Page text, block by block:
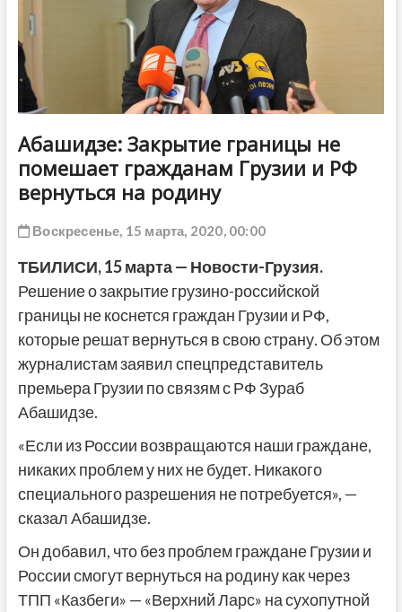
Абашидзе: Закрытие границы не
помешает гражданам Грузии и РФ
вернуться на родину
Воскресенье, 15 марта, 2020, 00:00
ТБИЛИСИ, 15 марта — Новости-Грузия.
Решение о закрытие грузино-российской
границы не коснется граждан Грузии и РФ,
которые решат вернуться в свою страну. Об этом
журналистам заявил спецпредставитель
премьера Грузии по связям с РФ Зураб
Абашидзе.
«Если из России возвращаются наши граждане,
никаких проблем у них не будет. Никакого
специального разрешения не потребуется», —
сказал Абашидзе.
Он добавил, что без проблем граждане Грузии и
России смогут вернуться на родину как через
ТПП «Казбеги» — «Верхний Ларс» на сухопутной